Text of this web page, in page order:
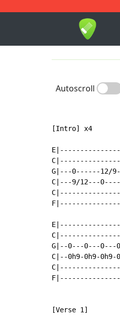
1-9
Autoscroll
[Intro] x4
G|---0------12/
C|---9/12---
G|--0---0---
C|--0h9-0h9-0h9-
[Verse 1]